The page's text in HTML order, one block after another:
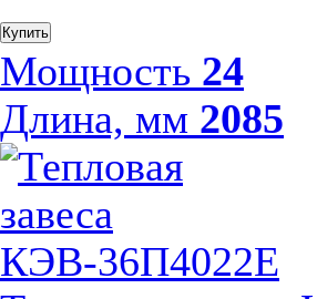
Купить
Мощность 24
Длина, мм 2085